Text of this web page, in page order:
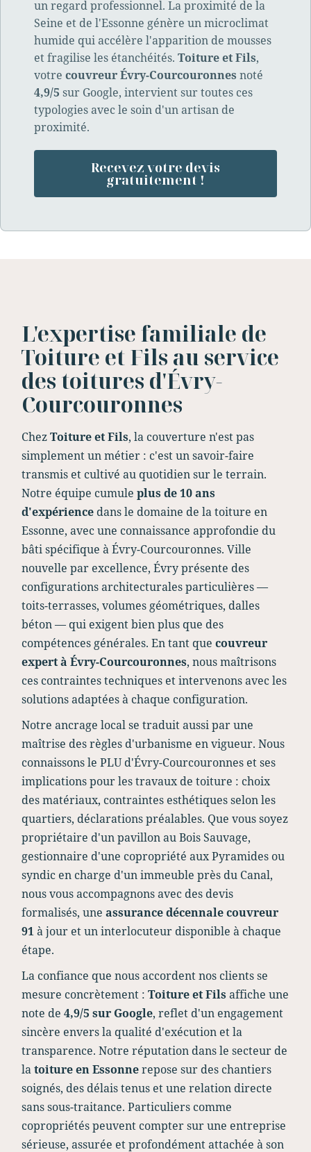
un regard professionnel. La proximité de la
Seine et de l'Essonne génère un microclimat
humide qui accélère l'apparition de mousses
et fragilise les étanchéités. Toiture et Fils,
votre couvreur Évry-Courcouronnes noté
4,9/5 sur Google, intervient sur toutes ces
typologies avec le soin d'un artisan de
proximité.
Recevez votre devis
gratuitement !
L'expertise familiale de
Toiture et Fils au service
des toitures d'Évry-
Courcouronnes
ChezToiture et Fils, la couverture n'est pas
simplement un métier : c'est un savoir-faire
transmis et cultivé au quotidien sur le terrain.
Notre équipe cumule plus de 10 ans
d'expérience dans le domaine de la toiture en
Essonne, avec une connaissance approfondie du
bâti spécifique à Évry-Courcouronnes. Ville
nouvelle par excellence, Évry présente des
configurations architecturales particulières —
toits-terrasses, volumes géométriques, dalles
béton — qui exigent bien plus que des
compétences générales. En tant que couvreur
expert à Évry-Courcouronnes, nous maîtrisons
ces contraintes techniques et intervenons avec les
solutions adaptées à chaque configuration.
Notre ancrage local se traduit aussi par une
maîtrise des règles d'urbanisme en vigueur. Nous
connaissons le PLU d'Évry-Courcouronnes et ses
implications pour les travaux de toiture : choix
des matériaux, contraintes esthétiques selon les
quartiers, déclarations préalables. Que vous soyez
propriétaire d'un pavillon au Bois Sauvage,
gestionnaire d'une copropriété aux Pyramides ou
syndic en charge d'un immeuble près du Canal,
nous vous accompagnons avec des devis
formalisés, une assurance décennale couvreur
91à jour et un interlocuteur disponible à chaque
étape.
La confiance que nous accordent nos clients se
mesure concrètement : Toiture et Fils affiche une
note de 4,9/5 sur Google, reflet d'un engagement
sincère envers la qualité d'exécution et la
transparence. Notre réputation dans le secteur de
latoiture en Essonnerepose sur des chantiers
soignés, des délais tenus et une relation directe
sans sous-traitance. Particuliers comme
copropriétés peuvent compter sur une entreprise
sérieuse, assurée et profondément attachée à son